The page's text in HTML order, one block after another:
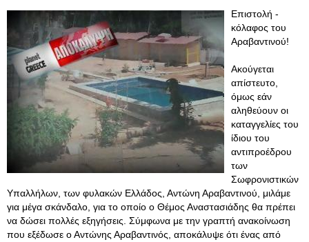
Επιστολή -
κόλαφος του
Αραβαντινού!
Ακούγεται
απίστευτο,
όμως εάν
αληθεύουν οι
καταγγελίες του
ίδιου του
αντιπροέδρου
των
Σωφρονιστικών
Υπαλλήλων, των φυλακών Ελλάδος, Αντώνη Αραβαντινού, μιλάμε
για μέγα σκάνδαλο, για το οποίο ο Θέμος Αναστασιάδης θα πρέπει
να δώσει πολλές εξηγήσεις. Σύμφωνα με την γραπτή ανακοίνωση
που εξέδωσε ο Αντώνης Αραβαντινός, αποκάλυψε ότι ένας από